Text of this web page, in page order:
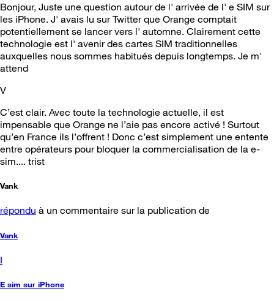
Bonjour, Juste une question autour de l' arrivée de l' e SIM sur
les iPhone. J' avais lu sur Twitter que Orange comptait
potentiellement se lancer vers l' automne. Clairement cette
technologie est l' avenir des cartes SIM traditionnelles
auxquelles nous sommes habitués depuis longtemps. Je m'
attend
V
C’est clair. Avec toute la technologie actuelle, il est
impensable que Orange ne l’aie pas encore activé ! Surtout
qu’en France ils l’offrent ! Donc c’est simplement une entente
entre opérateurs pour bloquer la commercialisation de la e-
sim.... trist
Vank
répondu à un commentaire sur la publication de
Vank
I
E sim sur iPhone